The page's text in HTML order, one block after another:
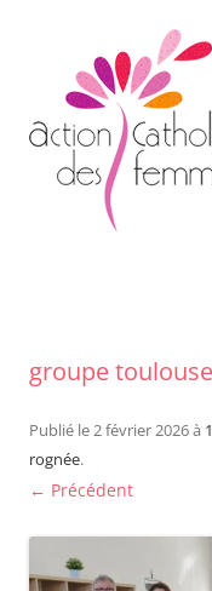
groupe
Publié le2 février 2026à
rognée.
← Précédent